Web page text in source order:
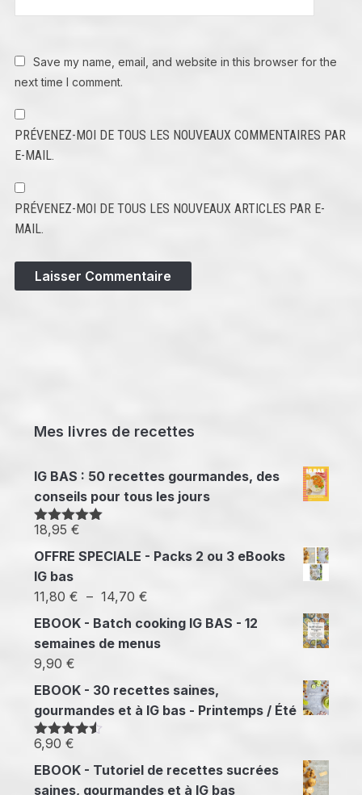
Save my name, email, and website in this browser for the
next time I comment.
PRÉVENEZ-MOI DE TOUS LES NOUVEAUX COMMENTAIRES PAR
E-MAIL.
PRÉVENEZ-MOI DE TOUS LES NOUVEAUX ARTICLES PAR E-
MAIL.
Mes livres de recettes
IG BAS : 50 recettes gourmandes, des
conseils pour tous les jours
Note5.00
18,95 €
OFFRE SPECIALE - Packs 2 ou 3 eBooks
IG bas
11,80 € – 14,70 €Plage
de
14,70 €
EBOOK - Batch cooking IG BAS - 12
semaines de menus
9,90 €
EBOOK - 30 recettes saines,
gourmandes et à IG bas - Printemps / Été
Note 4.50
6,90 €
EBOOK - Tutoriel de recettes sucrées
saines, gourmandes et à IG bas